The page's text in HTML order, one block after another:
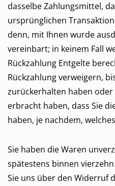
dasselbe Zahlungsmittel,
ursprünglichen
denn, mit Ihnen wurde
vereinbart; in keinem Fall
Rückzahlung Entgelte
Rückzahlung verweigern,
zurückerhalten haben oder
erbracht haben, dass Sie
haben, je nachdem,
Sie haben die Waren
spätestens binnen
Sie uns über den Widerruf